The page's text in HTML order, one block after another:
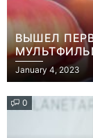
ВЫШЕЛ
January 4, 2023
0